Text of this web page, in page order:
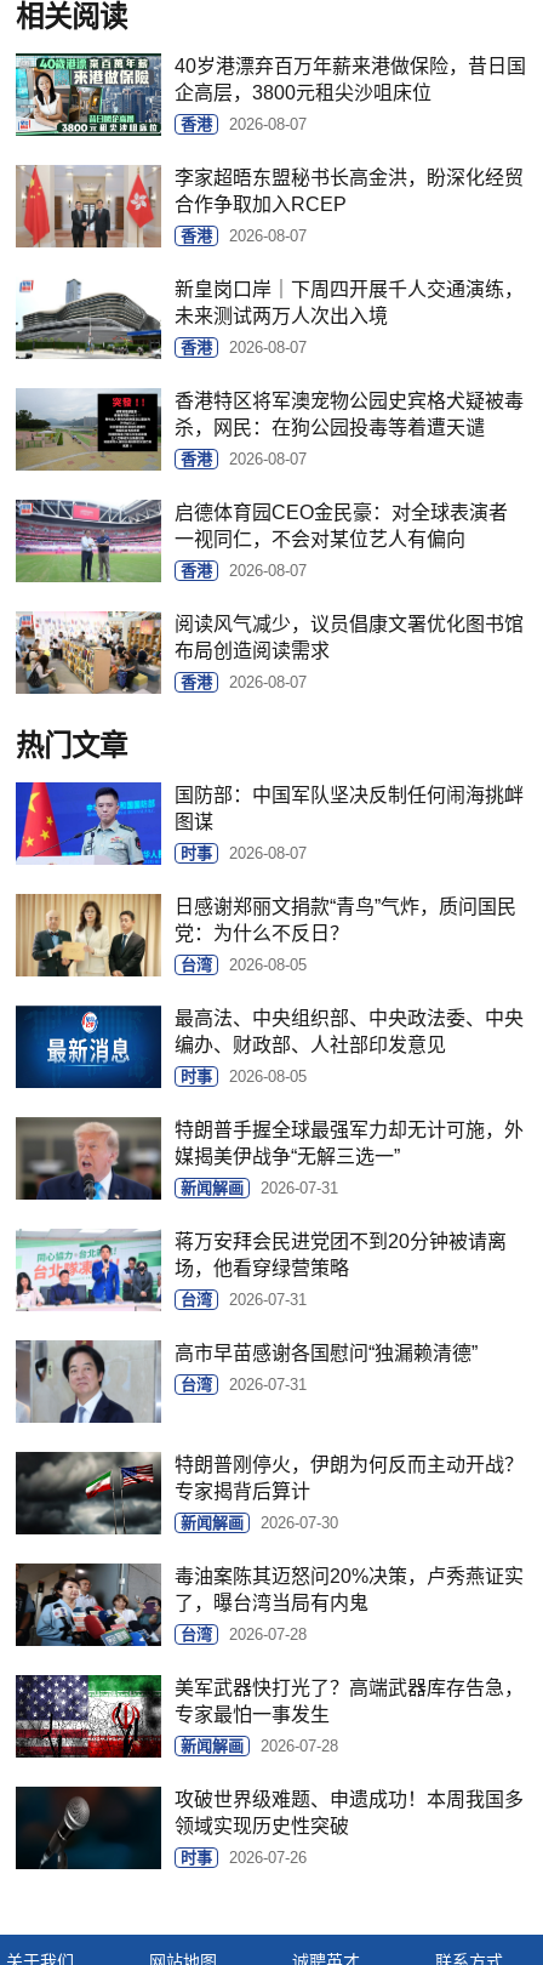
相关阅读
40岁港漂弃百万年薪来港做保险，昔日国
企高层，3800元租尖沙咀床位
香港 2026-08-07
李家超晤东盟秘书长高金洪，盼深化经贸
合作争取加入RCEP
香港 2026-08-07
新皇岗口岸｜下周四开展千人交通演练，
未来测试两万人次出入境
香港 2026-08-07
香港特区将军澳宠物公园史宾格犬疑被毒
杀，网民：在狗公园投毒等着遭天谴
香港 2026-08-07
启德体育园CEO金民豪：对全球表演者
一视同仁，不会对某位艺人有偏向
香港 2026-08-07
阅读风气减少，议员倡康文署优化图书馆
布局创造阅读需求
香港 2026-08-07
热门文章
国防部：中国军队坚决反制任何闹海挑衅
图谋
时事 2026-08-07
日感谢郑丽文捐款“青鸟”气炸，质问国民
党：为什么不反日？
台湾 2026-08-05
最高法、中央组织部、中央政法委、中央
编办、财政部、人社部印发意见
时事 2026-08-05
特朗普手握全球最强军力却无计可施，外
媒揭美伊战争“无解三选一”
新闻解画 2026-07-31
蒋万安拜会民进党团不到20分钟被请离
场，他看穿绿营策略
台湾 2026-07-31
高市早苗感谢各国慰问“独漏赖清德”
台湾 2026-07-31
特朗普刚停火，伊朗为何反而主动开战？
专家揭背后算计
新闻解画 2026-07-30
毒油案陈其迈怒问20%决策，卢秀燕证实
了，曝台湾当局有内鬼
台湾 2026-07-28
美军武器快打光了？高端武器库存告急，
专家最怕一事发生
新闻解画 2026-07-28
攻破世界级难题、申遗成功！本周我国多
领域实现历史性突破
时事 2026-07-26